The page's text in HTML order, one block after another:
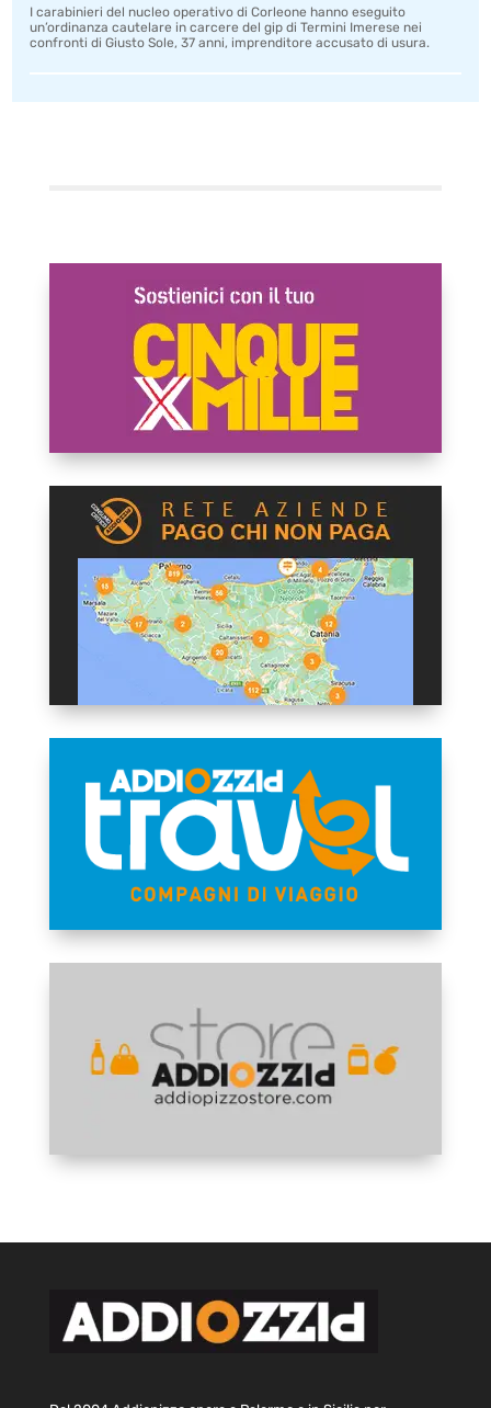
I carabinieri del nucleo operativo di Corleone hanno eseguito
un’ordinanza cautelare in carcere del gip di Termini Imerese nei
confronti di Giusto Sole, 37 anni, imprenditore accusato di usura.